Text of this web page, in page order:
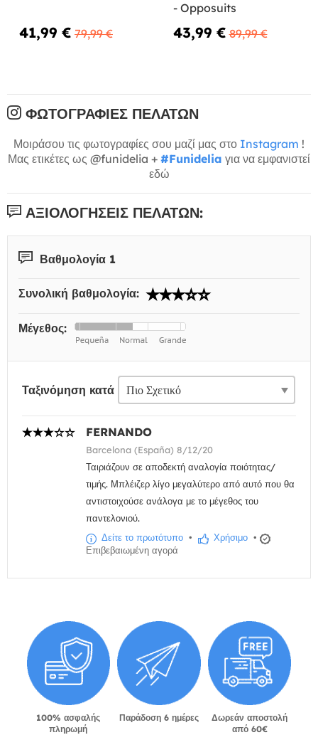
41,99 € 79,99 €
- Opposuits
43,99 € 89,99 €
ΦΩΤΟΓΡΑΦΊΕΣ ΠΕΛΑΤΏΝ
Μοιράσου τις φωτογραφίες σου μαζί μας στο Instagram !
Μας ετικέτες ως @funidelia + #Funidelia για να εμφανιστεί
εδώ
ΑΞΙΟΛΟΓΉΣΕΙΣ ΠΕΛΑΤΏΝ:
Βαθμολογία 1
Συνολική βαθμολογία:
Μέγεθος:
Ταξινόμηση κατά
FERNANDO
Barcelona (España) 8/12/20
Ταιριάζουν σε αποδεκτή αναλογία ποιότητας/
τιμής. Μπλέιζερ λίγο μεγαλύτερο από αυτό που θα
αντιστοιχούσε ανάλογα με το μέγεθος του
παντελονιού.
Δείτε το πρωτότυπο • Χρήσιμο •
Επιβεβαιωμένη αγορά
100% ασφαλής
πληρωμή
Παράδοση 6 ημέρες
Δωρεάν αποστολή
από 60€